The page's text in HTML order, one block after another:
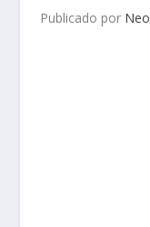
Publicado por